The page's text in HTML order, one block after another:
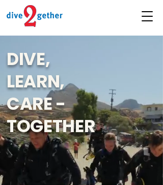
DIVE,
LEARN,
CARE -
TOGETHER